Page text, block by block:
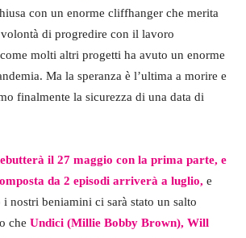
con un enorme cliffhanger che merita
di progredire con il lavoro
molti altri progetti ha avuto un enorme
Ma la speranza è l’ultima a morire e
finalmente la sicurezza di una data di
il 27 maggio con la prima parte, e
da 2 episodi arriverà a luglio, e
nostri beniamini ci sarà stato un salto
che Undici (Millie Bobby Brown), Will